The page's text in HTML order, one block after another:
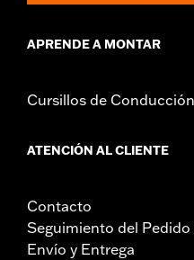
Sensibilidad:86.2Hz
Contenido del embalaje:
APRENDE A MONTAR
Cursillos de Conducción
ATENCIÓN AL CLIENTE
Contacto
Seguimiento del Pedido
Envío y Entrega